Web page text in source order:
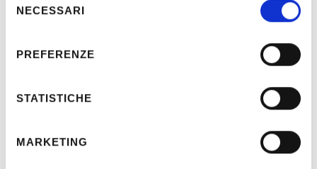
delNECESSARI
PREFERENZE
STATISTICHE
MARKETING
Location:
S. Martino in Campo (PG) -
Client: